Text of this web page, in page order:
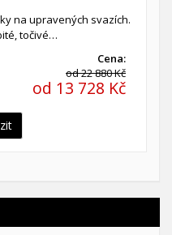
na upravených svazích.
točivé…
Cena:
od 22 880 Kč
od 13 728 Kč